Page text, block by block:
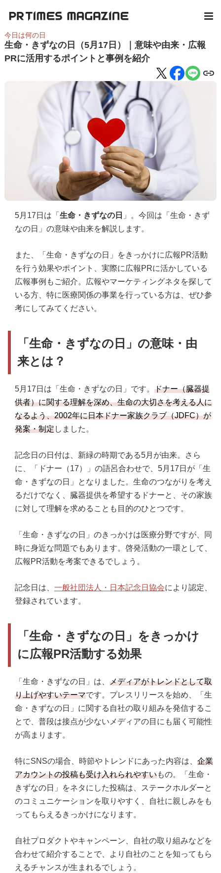
今日は何の日
生命・きずなの日（5月17日）｜意味や由来・広報
PRに活用するポイントと事例を紹介
5月17日は「 生命・きずなの日 」。今回は「生命・きず
なの日」の意味や由来を解説します。
また、「生命・きずなの日」をきっかけに広報PR活動
を行う効果やポイント、実際に広報PRに活かしている
広報事例もご紹介。広報やマーケティングネタを探して
いる方、特に医療関係の事業を行っている方は、ぜひ参
考にしてみてください。
「生命・きずなの日」の意味・由
来とは？
5月17日は「生命・きずなの日」です。 ドナー（臓器提
供者）に関する理解を深め、生命の大切さを考える人に
なるよう、2002年に日本ドナー家族クラブ（JDFC）が
発案・制定しました。
記念日の日付は、新緑の時期である5月が由来。さら
に、「ドナー（17）」の語呂合わせで、5月17日が「生
命・きずなの日」となりました。生命のつながりを考え
るだけでなく、臓器提供を希望するドナーと、その家族
に対して理解を求めることも目的のひとつです。
「生命・きずなの日」のきっかけは医療分野ですが、同
時に身近な問題でもあります。啓発活動の一環として、
広報PR活動を考案できるでしょう。
記念日は、 一般社団法人・日本記念日協会により認定、
登録されています。
「生命・きずなの日」をきっかけ
に広報PR活動する効果
「生命・きずなの日」は、 メディアがトレンドとして取
り上げやすいテーマです。プレスリリースを始め、「生
命・きずなの日」に関する自社の取り組みを発信するこ
とで、普段は接点が少ないメディアの目にも届く可能性
が高まります。
特にSNSの場合、時節やトレンドにあった内容は、 企業
アカウントの投稿も受け入れられやすいもの。「生命・
きずなの日」をネタにした投稿は、ステークホルダーと
のコミュニケーションを取りやすく、自社に親しみをも
ってもらえるきっかけになります。
自社プロダクトやキャンペーン、自社の取り組みなどを
合わせて紹介することで、より自社のことを知ってもら
えるチャンスが生まれるでしょう。